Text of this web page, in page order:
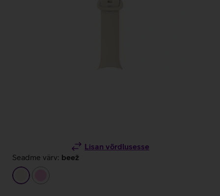
Lisan võrdlusesse
Seadme värv: beež
beež